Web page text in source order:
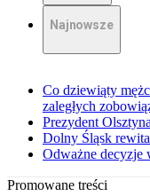
Najnowsze
Co dziewiąty
zaległych
Prezydent
Dolny Śląsk
Odważne decyzje
Promowane treści